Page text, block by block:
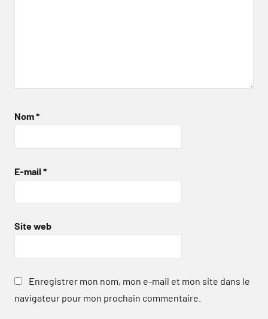
Nom*
E-mail *
Site web
Enregistrer mon nom, mon e-mail et mon site dans le
navigateur pour mon prochain commentaire.